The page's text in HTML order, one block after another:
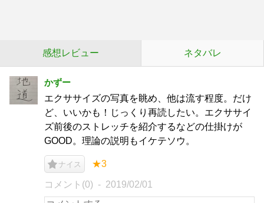
感想レビュー ネタバレ
かずー
エクササイズの写真を眺め、他は流す程度。だけ
ど、いいかも！じっくり再読したい。エクササイ
ズ前後のストレッチを紹介するなどの仕掛けが
GOOD。理論の説明もイケテソウ。
ナイス ★3
コメント(0) 2019/02/01